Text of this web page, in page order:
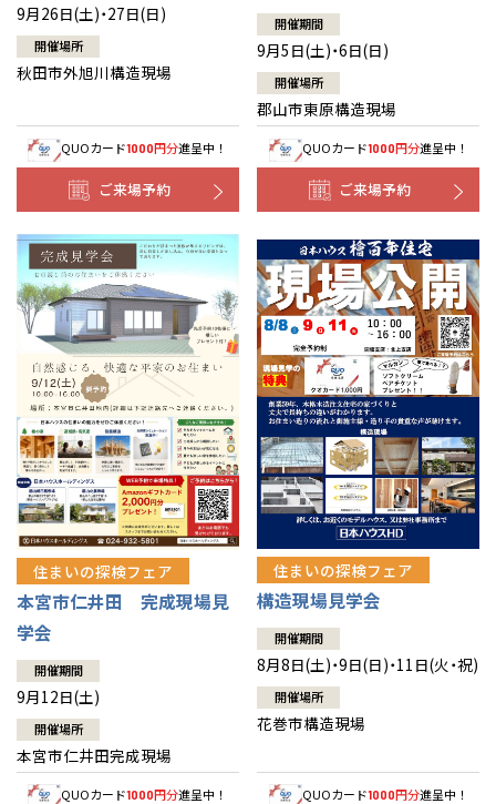
9月26日(土)・27日(日)
開催場所
秋田市外旭川構造現場
QUOカード1000円分進呈中！
ご来場予約
開催期間
9月5日(土)・6日(日)
開催場所
郡山市東原構造現場
QUOカード1000円分進呈中！
ご来場予約
住まいの探検フェア
本宮市仁井田 完成現場見
学会
開催期間
9月12日(土)
開催場所
本宮市仁井田完成現場
QUOカード1000円分進呈中！
住まいの探検フェア
構造現場見学会
開催期間
8月8日(土)・9日(日)・11日(火・祝)
開催場所
花巻市構造現場
QUOカード1000円分進呈中！